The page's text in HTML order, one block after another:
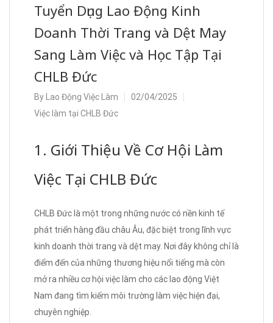
Tuyển Dụng Lao Động Kinh
Doanh Thời Trang và Dệt May
Sang Làm Việc và Học Tập Tại
CHLB Đức
By Lao Động Việc Làm
02/04/2025
Việc làm tại CHLB Đức
1. Giới Thiệu Về Cơ Hội Làm
Việc Tại CHLB Đức
CHLB Đức là một trong những nước có nền kinh tế
phát triển hàng đầu châu Âu, đặc biệt trong lĩnh vực
kinh doanh thời trang và dệt may. Nơi đây không chỉ là
điểm đến của những thương hiệu nổi tiếng mà còn
mở ra nhiều cơ hội việc làm cho các lao động Việt
Nam đang tìm kiếm môi trường làm việc hiện đại,
chuyên nghiệp.